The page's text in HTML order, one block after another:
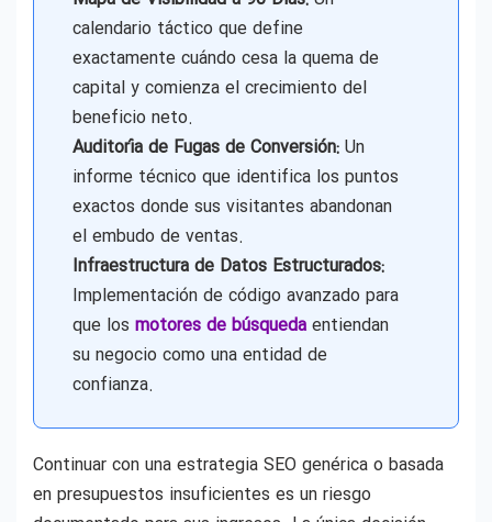
calendario táctico que define
exactamente cuándo cesa la quema de
capital y comienza el crecimiento del
beneficio neto.
Auditoría de Fugas de Conversión: Un
informe técnico que identifica los puntos
exactos donde sus visitantes abandonan
el embudo de ventas.
Infraestructura de Datos Estructurados:
Implementación de código avanzado para
que los motores de búsqueda entiendan
su negocio como una entidad de
confianza.
Continuar con una estrategia SEO genérica o basada
en presupuestos insuficientes es un riesgo